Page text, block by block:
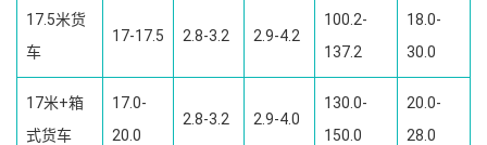
17.5米货
车
17-17.5 2.8-3.2 2.9-4.2
100.2-
137.2
18.0-
30.0
17米+箱
式货车
17.0-
20.0
2.8-3.2 2.9-4.0
130.0-
150.0
20.0-
28.0